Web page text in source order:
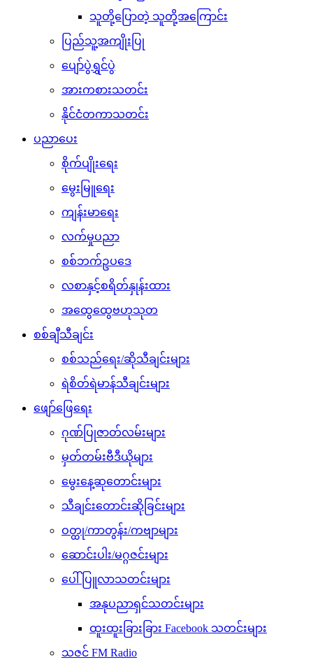
သူတို့ပြောတဲ့ သူတို့အကြောင်း
ပြည်သူ့အကျိုးပြု
ပျော်ပွဲရွှင်ပွဲ
အားကစားသတင်း
နိုင်ငံတကာသတင်း
ပညာပေး
စိုက်ပျိုးရေး
မွေးမြူရေး
ကျန်းမာရေး
လက်မှုပညာ
စစ်ဘက်ဥပဒေ
လစာနှင့်စရိတ်နှုန်းထား
အထွေထွေဗဟုသုတ
စစ်ချီသီချင်း
စစ်သည်ရေး/ဆိုသီချင်းများ
ရဲစိတ်ရဲမာန်သီချင်းများ
ဖျော်ဖြေရေး
ဂုဏ်ပြုဇာတ်လမ်းများ
မှတ်တမ်းဗီဒီယိုများ
မွေးနေ့ဆုတောင်းများ
သီချင်းတောင်းဆိုခြင်းများ
ဝတ္ထု/ကာတွန်း/ကဗျာများ
ဆောင်းပါး/မဂ္ဂဇင်းများ
ပေါ်ပြူလာသတင်းများ
အနုပညာရှင်သတင်းများ
ထူးထူးခြားခြား Facebook သတင်းများ
သဇင် FM Radio